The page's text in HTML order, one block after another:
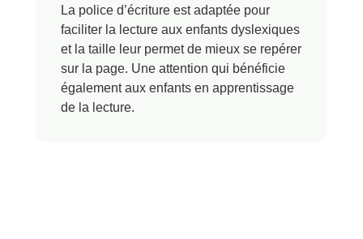
La police d’écriture est adaptée pour
faciliter la lecture aux enfants dyslexiques
et la taille leur permet de mieux se repérer
sur la page. Une attention qui bénéficie
également aux enfants en apprentissage
de la lecture.